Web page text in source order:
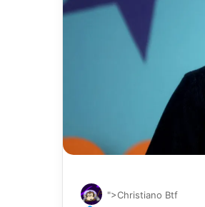
">Christiano Btf